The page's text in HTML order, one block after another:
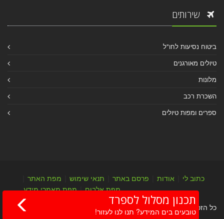
שירותים
ביטוח נסיעות לחו"ל
טיולים מאורגנים
מלונות
השכרת רכב
ספרים ומפות טיולים
כתוב לי אודות פרסם באתר תנאי שימוש מפת האתר
מפת אלבום|מפת מאמרי מידע
כל הזכויות שמורות לערן יהב © 2004-2026
תכנון מסלול לספרד
טובעים בים המידע? תנו לנו לעזור!